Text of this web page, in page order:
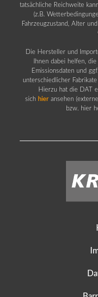
tatsächliche Reichweite
(z.B.
Fahrzeugzustand, Alter
Die Hersteller und
Ihnen dabei helfen,
Emissionsdaten und
unterschiedlicher
Hierzu hat die DAT
sich hier ansehen
bzw. hier